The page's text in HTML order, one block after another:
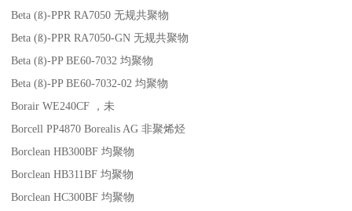
Beta (ß)-PPR RA7050 无规共聚物
Beta (ß)-PPR RA7050-GN 无规共聚物
Beta (ß)-PP BE60-7032 均聚物
Beta (ß)-PP BE60-7032-02 均聚物
Borair WE240CF
，未
Borcell PP4870 Borealis AG 非聚烯烃
Borclean HB300BF 均聚物
Borclean HB311BF 均聚物
Borclean HC300BF 均聚物